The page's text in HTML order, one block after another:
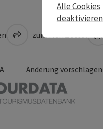
zum Merkzettel
Änderung vorschlagen
Alle Cookies
deaktivieren